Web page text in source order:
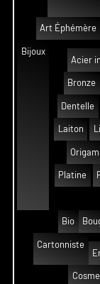
Art Éphémère
Bijoux
Acier
Bronze
Dentelle
Laiton
Platine
Bio
Cartonniste